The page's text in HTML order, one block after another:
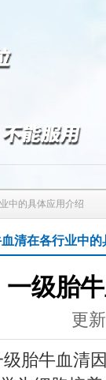
中的具体应用介绍
清在各行业中的
一级胎
更
牛血清因